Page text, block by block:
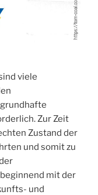
viele
Zur Zeit
Zustand der
und somit zu
mit der
und